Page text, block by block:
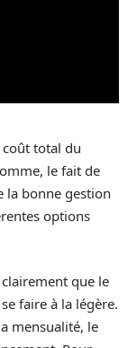
coût total du
le fait de
la bonne gestion
options
que le
faire à la légère.
mensualité, le